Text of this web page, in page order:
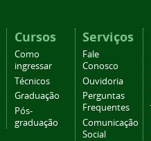
Cursos
Como
ingressar
Técnicos
Graduação
Pós-
graduação
Serviços
Fale
Conosco
Ouvidoria
Perguntas
Frequentes
Comunicação
Social